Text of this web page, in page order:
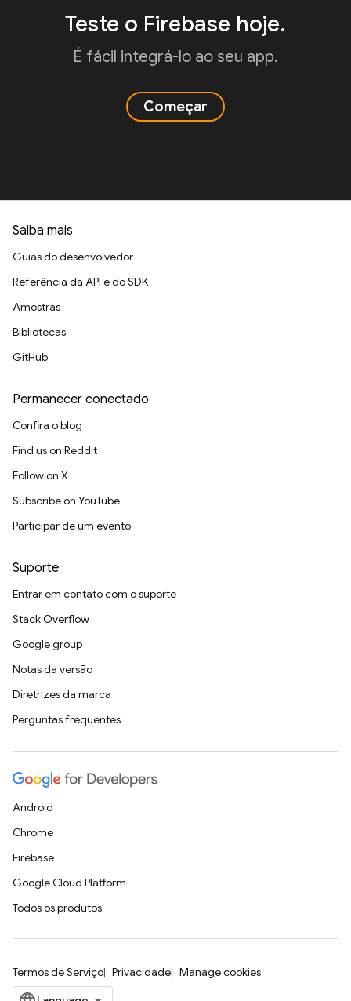
Teste o Firebase hoje.
É fácil integrá-lo ao seu app.
Começar
Saiba mais
Guias do desenvolvedor
Referência da API e do SDK
Amostras
Bibliotecas
GitHub
Permanecer conectado
Confira o blog
Find us on Reddit
Follow on X
Subscribe on YouTube
Participar de um evento
Suporte
Entrar em contato com o suporte
Stack Overflow
Google group
Notas da versão
Diretrizes da marca
Perguntas frequentes
Android
Chrome
Firebase
Google Cloud Platform
Todos os produtos
Termos de Serviço Privacidade Manage cookies